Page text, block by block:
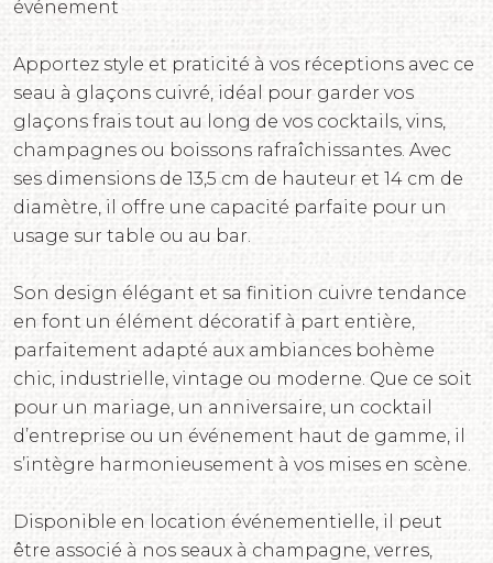
événement
Apportez style et praticité à vos réceptions avec ce
seau à glaçons cuivré, idéal pour garder vos
glaçons frais tout au long de vos cocktails, vins,
champagnes ou boissons rafraîchissantes. Avec
ses dimensions de 13,5 cm de hauteur et 14 cm de
diamètre, il offre une capacité parfaite pour un
usage sur table ou au bar.
Son design élégant et sa finition cuivre tendance
en font un élément décoratif à part entière,
parfaitement adapté aux ambiances bohème
chic, industrielle, vintage ou moderne. Que ce soit
pour un mariage, un anniversaire, un cocktail
d’entreprise ou un événement haut de gamme, il
s’intègre harmonieusement à vos mises en scène.
Disponible en location événementielle, il peut
être associé à nos seaux à champagne, verres,